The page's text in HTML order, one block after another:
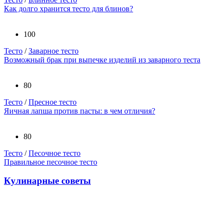
Как долго хранится тесто для блинов?
100
Тесто /Заварное тесто
Возможный брак при выпечке изделий из заварного теста
80
Тесто /Пресное тесто
Яичная лапша против пасты: в чем отличия?
80
Тесто /Песочное тесто
Правильное песочное тесто
Кулинарные советы